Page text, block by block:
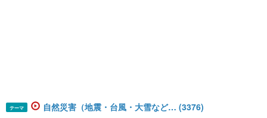
テーマ 自然災害（地震・台風・大雪など… (3376)